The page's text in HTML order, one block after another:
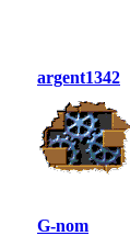
argent1342
G-nom